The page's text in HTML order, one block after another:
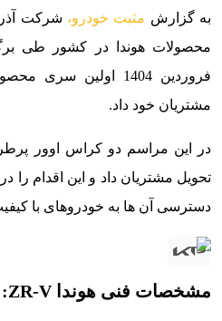
به گزارش مثبت خودرو، شرکت
فروردین 1404 اولین
مشتریان خود داد.
تحویل مشتریان داد و این اقدام را
دسترسی آن ها به خودروهای با
مشخصات فنی هوندا ZR-V: